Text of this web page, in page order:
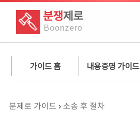
분쟁제로
Boonzero
가이드 홈 내용증명 가이드
분제로 가이드 › 소송 후 절차